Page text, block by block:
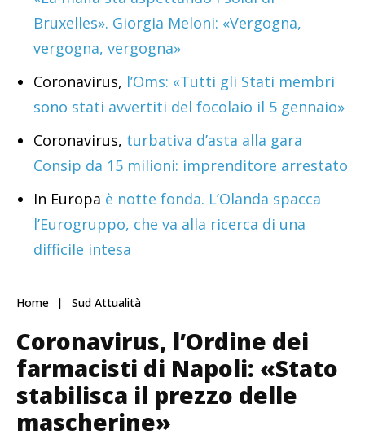
Bruxelles». Giorgia Meloni: «Vergogna,
vergogna, vergogna»
Coronavirus, l’Oms: «Tutti gli Stati membri
sono stati avvertiti del focolaio il 5 gennaio»
Coronavirus, turbativa d’asta alla gara
Consip da 15 milioni: imprenditore arrestato
In Europa è notte fonda. L’Olanda spacca
l’Eurogruppo, che va alla ricerca di una
difficile intesa
Home Sud Attualità
Coronavirus, l’Ordine dei
farmacisti di Napoli: «Stato
stabilisca il prezzo delle
mascherine»